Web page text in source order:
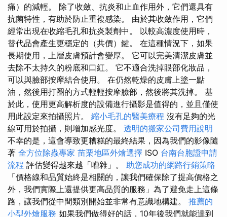
痛）的減輕。 除了收斂、抗炎和止血作用外，它們還具有
抗菌特性，有助於防止重複感染。 由於其收斂作用，它們
經常出現在收縮毛孔和抗炎製劑中。 以較高濃度使用時，
替代品會產生更穩定的（共價）鍵。 在這種情況下，如果
長期使用，上層皮膚預計會變厚。 它可以完美清潔皮膚並
去除不太持久的粉底和口紅。 它不適合洗掉眼部化妝品，
可以與臉部按摩結合使用。 在仍然乾燥的皮膚上塗一點
油，然後用打圈的方式輕輕按摩臉部，然後將其洗掉。 基
於此，使用更高解析度的設備進行攝影是值得的，並且僅使
用此設定來拍攝照片。 縮小毛孔的醫美療程 沒有足夠的光
線可用於拍攝，則增加感光度。 透明的搬家公司費用說明
不幸的是，這會導致更糟糕的最終結果，因為我們的影像隨
著 全方位除蟲專家 苗栗地區外燴選擇 ISO 台南台胞證申請
流程 評估變得越來越「嘈雜」。 助您成功的網路行銷策略
「價格線和品質始終是相關的，讓我們確保除了提高價格之
外，我們實際上還提供更高品質的服務」為了避免走上這條
路，讓我們從中間類別開始並非常有意識地構建。 推薦的
小型外燴服務 如果我們做得好的話，10年後我們就能達到